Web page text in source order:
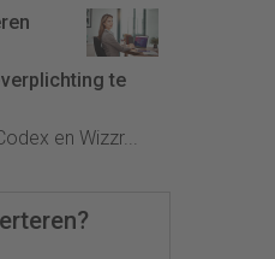
te
en Wizzr...